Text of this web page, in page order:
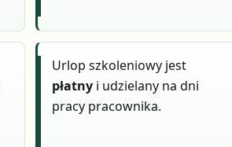
Urlop szkoleniowy jest
płatny i udzielany na dni
pracy pracownika.